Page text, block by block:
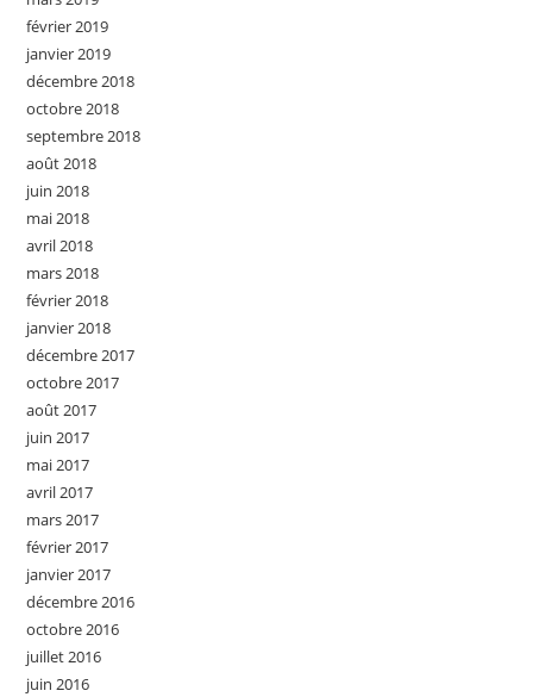
février 2019
janvier 2019
décembre 2018
octobre 2018
septembre 2018
août 2018
juin 2018
mai 2018
avril 2018
mars 2018
février 2018
janvier 2018
décembre 2017
octobre 2017
août 2017
juin 2017
mai 2017
avril 2017
mars 2017
février 2017
janvier 2017
décembre 2016
octobre 2016
juillet 2016
juin 2016